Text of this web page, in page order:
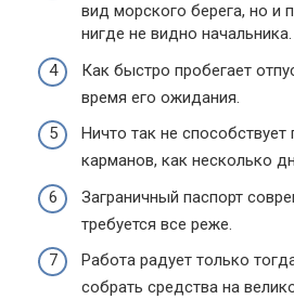
вид морского берега, но и
нигде не видно начальника.
Как быстро пробегает
время его ожидания.
Ничто так не
карманов, как несколько
Заграничный паспорт
требуется все реже.
Работа радует только
собрать средства на